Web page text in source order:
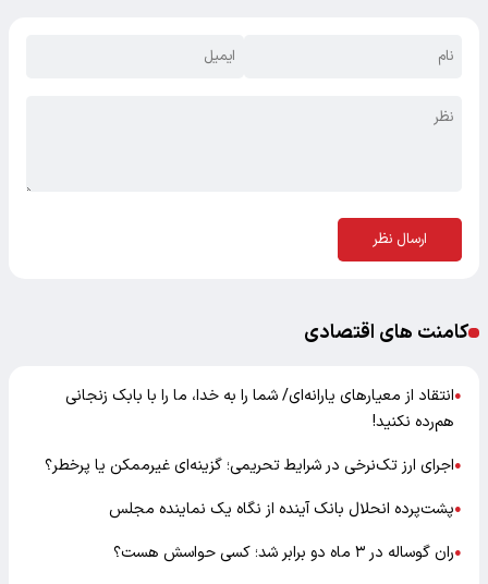
ارسال نظر
کامنت های اقتصادی
●انتقاد از معیارهای یارانه‌ای/ شما را به خدا، ما را با بابک زنجانی
هم‌رده نکنید!
●اجرای ارز تک‌نرخی در شرایط تحریمی؛ گزینه‌ای غیرممکن یا پرخطر؟
●پشت‌پرده انحلال بانک آینده از نگاه یک نماینده مجلس
●ران گوساله در ۳ ماه دو برابر شد؛ کسی حواسش هست؟